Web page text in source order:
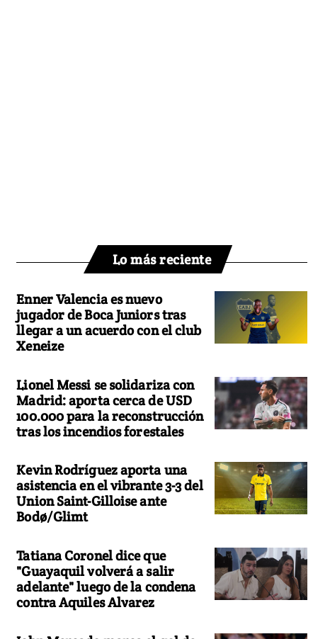
Lo más reciente
Enner Valencia es nuevo
jugador de Boca Juniors tras
llegar a un acuerdo con el club
Xeneize
Lionel Messi se solidariza con
Madrid: aporta cerca de USD
100.000 para la reconstrucción
tras los incendios forestales
Kevin Rodríguez aporta una
asistencia en el vibrante 3-3 del
Union Saint-Gilloise ante
Bodø/Glimt
Tatiana Coronel dice que
"Guayaquil volverá a salir
adelante" luego de la condena
contra Aquiles Alvarez